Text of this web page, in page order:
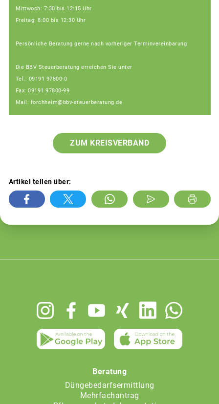
Mittwoch: 7:30 bis 12:15 Uhr
Freitag: 8:00 bis 12:30 Uhr
Persönliche Beratung gerne nach vorheriger Terminvereinbarung
Die BBV Steuerberatung erreichen Sie unter
Tel.: 09191 97800-0
Fax: 09191 97800-99
Mail: forchheim@bbv-steuerberatung.de
ZUM KREISVERBAND
Artikel teilen über:
Beratung
Düngebedarfsermittlung
Mehrfachantrag